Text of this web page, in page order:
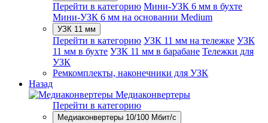
Перейти в категорию Мини-УЗК 6 мм в бухте
Мини-УЗК 6 мм на основании Medium
УЗК 11 мм
Перейти в категорию УЗК 11 мм на тележке УЗК
11 мм в бухте УЗК 11 мм в барабане Тележки для
УЗК
Ремкомплекты, наконечники для УЗК
Назад
Медиаконвертеры
Перейти в категорию
Медиаконвертеры 10/100 Мбит/с